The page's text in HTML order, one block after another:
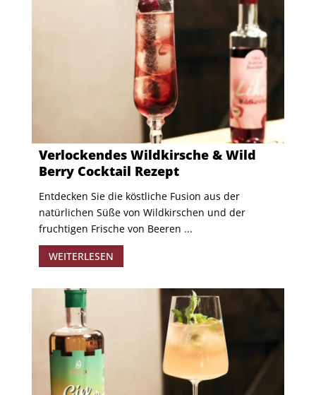
Verlockendes Wildkirsche & Wild
Berry Cocktail Rezept
Entdecken Sie die köstliche Fusion aus der
natürlichen Süße von Wildkirschen und der
fruchtigen Frische von Beeren ...
WEITERLESEN